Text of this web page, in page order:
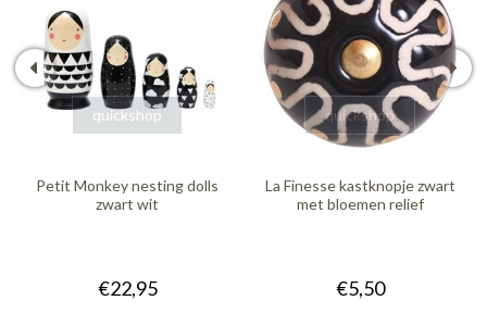
quickshop
Petit Monkey nesting dolls
zwart wit
€22,95
quickshop
La Finesse kastknopje zwart
met bloemen relief
€5,50